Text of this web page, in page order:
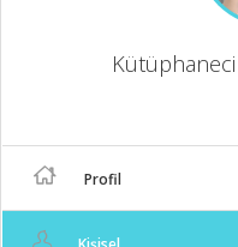
Kütüphaneci
Profil